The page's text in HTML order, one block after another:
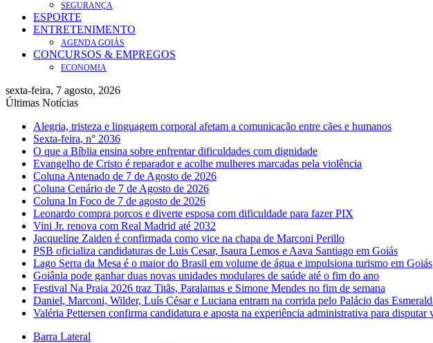
SEGURANÇA
ESPORTE
ENTRETENIMENTO
AGENDA GOIÁS
CONCURSOS & EMPREGOS
ECONOMIA
sexta-feira, 7 agosto, 2026
Últimas Notícias
Alegria, tristeza e linguagem corporal afetam a comunicação entre cães e humanos
Sexta-feira, n° 2036
O que a Bíblia ensina sobre enfrentar dificuldades com dignidade
Evangelho de Cristo é reparador e acolhe mulheres marcadas pela violência
Coluna Antenado de 7 de Agosto de 2026
Coluna Cenário de 7 de Agosto de 2026
Coluna In Foco de 7 de agosto de 2026
Leonardo compra porcos e diverte esposa com dificuldade para fazer PIX
Vini Jr. renova com Real Madrid até 2032
Jacqueline Zaiden é confirmada como vice na chapa de Marconi Perillo
PSB oficializa candidaturas de Luis Cesar, Isaura Lemos e Aava Santiago em Goiás
Lago Serra da Mesa é o maior do Brasil em volume de água e impulsiona turismo em Goiás
Goiânia pode ganhar duas novas unidades modulares de saúde até o fim do ano
Festival Na Praia 2026 traz Titãs, Paralamas e Simone Mendes no fim de semana
Daniel, Marconi, Wilder, Luís César e Luciana entram na corrida pelo Palácio das
Valéria Pettersen confirma candidatura e aposta na experiência administrativa para disputar
Barra Lateral